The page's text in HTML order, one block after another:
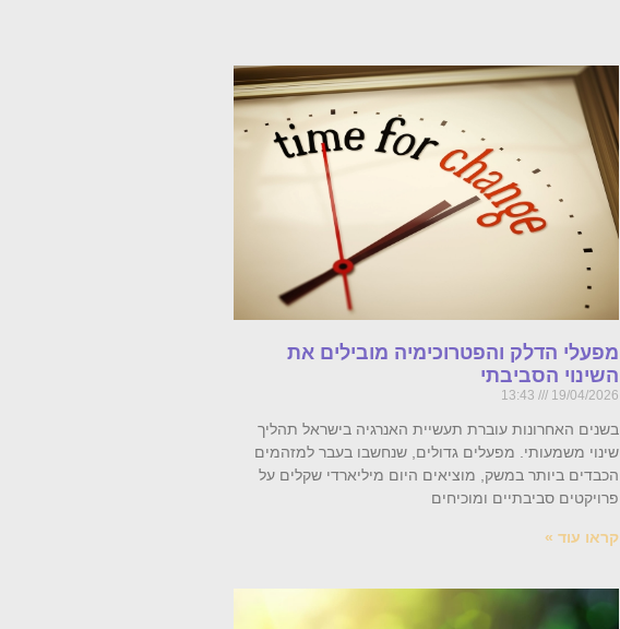
מפעלי הדלק והפטרוכימיה מובילים את
השינוי הסביבתי
19/04/2026
13:43
בשנים האחרונות עוברת תעשיית האנרגיה בישראל תהליך
שינוי משמעותי. מפעלים גדולים, שנחשבו בעבר למזהמים
הכבדים ביותר במשק, מוציאים היום מיליארדי שקלים על
פרויקטים סביבתיים ומוכיחים
קראו עוד »